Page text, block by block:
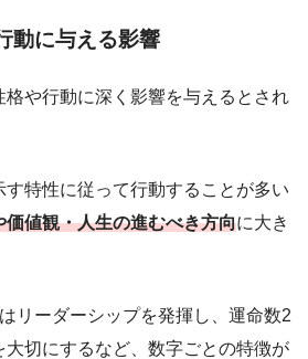
動に与える影響
や行動に深く影響を与えるとされ
特性に従って行動することが多い
価値観・人生の進むべき方向に大き
リーダーシップを発揮し、運命数2
切にするなど、数字ごとの特徴が